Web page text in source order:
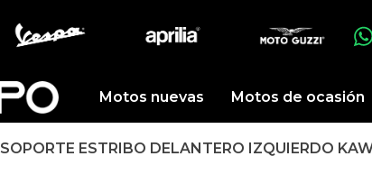
Motos nuevas Motos de ocasión
SOPORTE ESTRIBO DELANTERO IZQUIERDO